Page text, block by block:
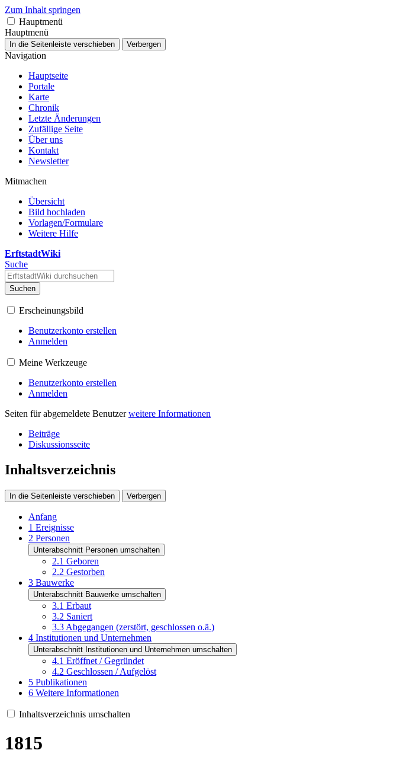
Zum Inhalt springen
Hauptmenü
Hauptmenü
In die Seitenleiste verschieben Verbergen
Navigation
Hauptseite
Portale
Karte
Chronik
Letzte Änderungen
Zufällige Seite
Über uns
Kontakt
Newsletter
Mitmachen
Übersicht
Bild hochladen
Vorlagen/Formulare
Weitere Hilfe
ErftstadtWiki
Suche
Suchen
Erscheinungsbild
Benutzerkonto erstellen
Anmelden
Meine Werkzeuge
Benutzerkonto erstellen
Anmelden
Seiten für abgemeldete Benutzerweitere Informationen
Beiträge
Diskussionsseite
Inhaltsverzeichnis
In die Seitenleiste verschieben Verbergen
Anfang
1 Ereignisse
2 Personen
Unterabschnitt Personen umschalten
2.1 Geboren
2.2 Gestorben
3 Bauwerke
Unterabschnitt Bauwerke umschalten
3.1 Erbaut
3.2 Saniert
3.3 Abgegangen (zerstört, geschlossen o.ä.)
4 Institutionen und Unternehmen
Unterabschnitt Institutionen und Unternehmen umschalten
4.1 Eröffnet / Gegründet
4.2 Geschlossen / Aufgelöst
5 Publikationen
6 Weitere Informationen
Inhaltsverzeichnis umschalten
1815